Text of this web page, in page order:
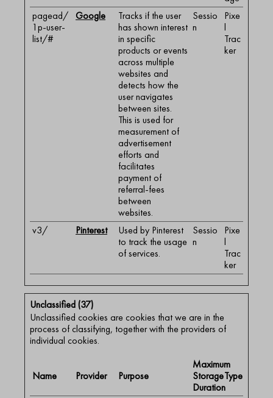
pagead/
1p-user-
list/#
Google
Tracks if the user
has shown interest
in specific
products or events
across multiple
websites and
detects how the
user navigates
between sites.
This is used for
measurement of
advertisement
efforts and
facilitates
payment of
referral-fees
between
websites.
Sessio
n
Pixe
l
Trac
ker
v3/ Pinterest
Used by Pinterest
to track the usage
of services.
Sessio
n
Pixe
l
Trac
ker
Unclassified (37)
Unclassified cookies are cookies that we are in the
process of classifying, together with the providers of
individual cookies.
Name Provider Purpose
Maximum
Storage
Duration
Type